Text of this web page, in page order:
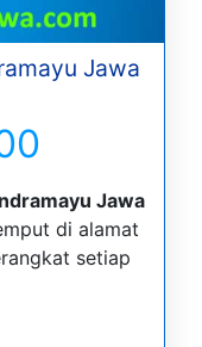
Jawa
Jawa
di alamat
setiap